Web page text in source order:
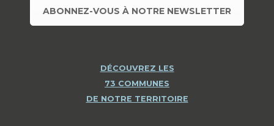
ABONNEZ-VOUS À NOTRE NEWSLETTER
DÉCOUVREZ LES
73 COMMUNES
DE NOTRE TERRITOIRE